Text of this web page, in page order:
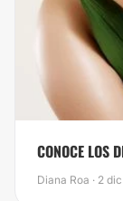
CONOCE LOS
Diana Roa · 2